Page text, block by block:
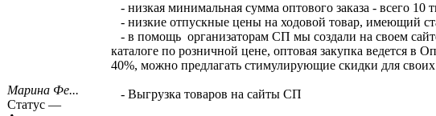
Марина Фе...
Статус —
- низкая минимальная сумма оптового заказа - всего
- низкие отпускные цены на ходовой товар, имеющий
- в помощь организаторам СП мы создали на своем
каталоге по розничной цене, оптовая закупка ведется в
40%, можно предлагать стимулирующие скидки для своих
- Выгрузка товаров на сайты СП